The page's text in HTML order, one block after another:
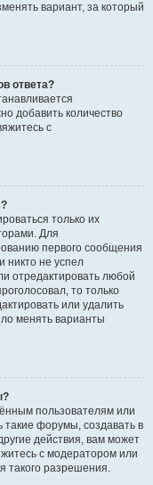
вариант, за который
ответа?
добавить количество
с
только их
Для
первого сообщения
никто не успел
отредактировать любой
то только
или удалить
менять варианты
пользователям или
такие форумы, создавать в
действия, вам может
с модератором или
такого разрешения.